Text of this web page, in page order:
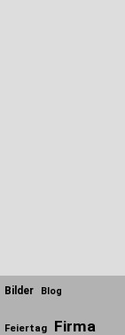
Bilder Blog
Feiertag Firma